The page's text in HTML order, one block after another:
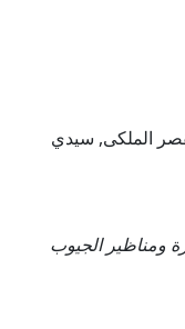
الملكى, سيدي
ومناظير الجيوب